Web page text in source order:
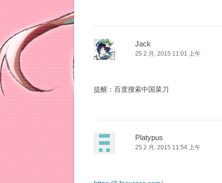
Jack
25 2 月, 2015 11:01 上午
提醒：百度搜索中国菜刀
Platypus
25 2 月, 2015 11:54 上午